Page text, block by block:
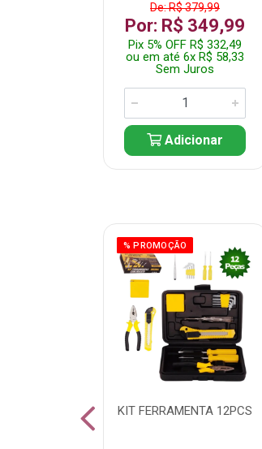
De: R$ 379,99
Por: R$ 349,99
Pix 5% OFF R$ 332,49
ou em até 6x R$ 58,33
Sem Juros
Adicionar
% PROMOÇÃO
KIT FERRAMENTA 12PCS